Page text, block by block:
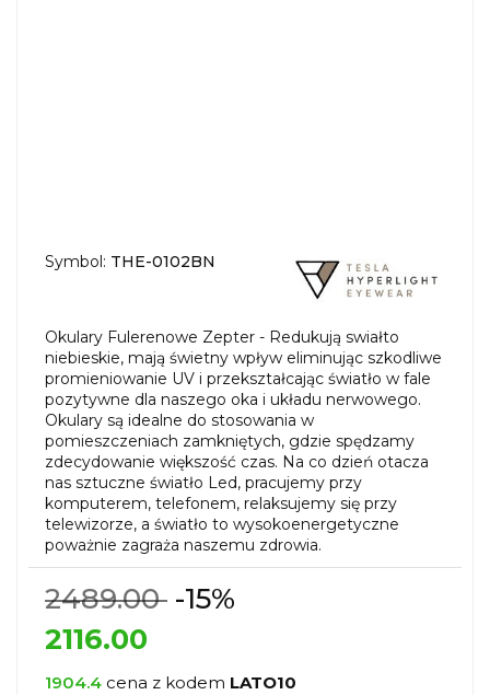
Symbol: THE-0102BN
Okulary Fulerenowe Zepter - Redukują swiałto
niebieskie, mają świetny wpływ eliminując szkodliwe
promieniowanie UV i przekształcając światło w fale
pozytywne dla naszego oka i układu nerwowego.
Okulary są idealne do stosowania w
pomieszczeniach zamkniętych, gdzie spędzamy
zdecydowanie większość czas. Na co dzień otacza
nas sztuczne światło Led, pracujemy przy
komputerem, telefonem, relaksujemy się przy
telewizorze, a światło to wysokoenergetyczne
poważnie zagraża naszemu zdrowia.
2489.00 -15%
2116.00
1904.4 cena z kodem LATO10